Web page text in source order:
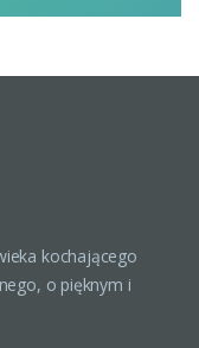
kochającego
o pięknym i